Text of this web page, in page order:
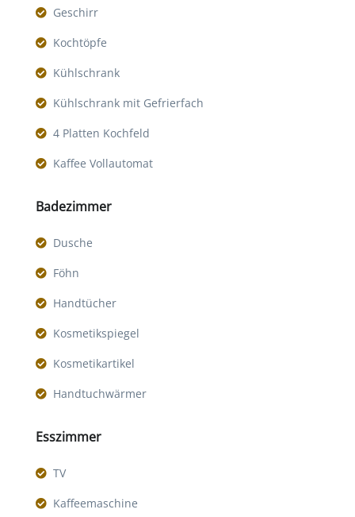
Geschirr
Kochtöpfe
Kühlschrank
Kühlschrank mit Gefrierfach
4 Platten Kochfeld
Kaffee Vollautomat
Badezimmer
Dusche
Föhn
Handtücher
Kosmetikspiegel
Kosmetikartikel
Handtuchwärmer
Esszimmer
TV
Kaffeemaschine